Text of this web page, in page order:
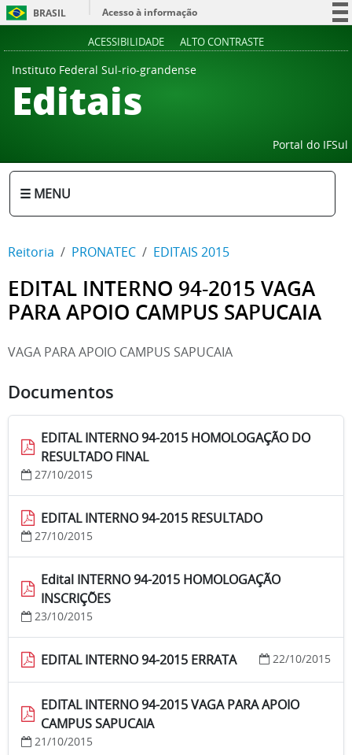
BRASIL
Acesso à informação
ACESSIBILIDADE ALTO CONTRASTE
Instituto Federal Sul-rio-grandense
Editais
Portal do IFSul
☰ MENU
Reitoria PRONATEC EDITAIS 2015
EDITAL INTERNO 94-2015 VAGA
PARA APOIO CAMPUS SAPUCAIA
VAGA PARA APOIO CAMPUS SAPUCAIA
Documentos
EDITAL INTERNO 94-2015 HOMOLOGAÇÃO DO
RESULTADO FINAL
27/10/2015
EDITAL INTERNO 94-2015 RESULTADO
27/10/2015
Edital INTERNO 94-2015 HOMOLOGAÇÃO
INSCRIÇÕES
23/10/2015
EDITAL INTERNO 94-2015 ERRATA 22/10/2015
EDITAL INTERNO 94-2015 VAGA PARA APOIO
CAMPUS SAPUCAIA
21/10/2015